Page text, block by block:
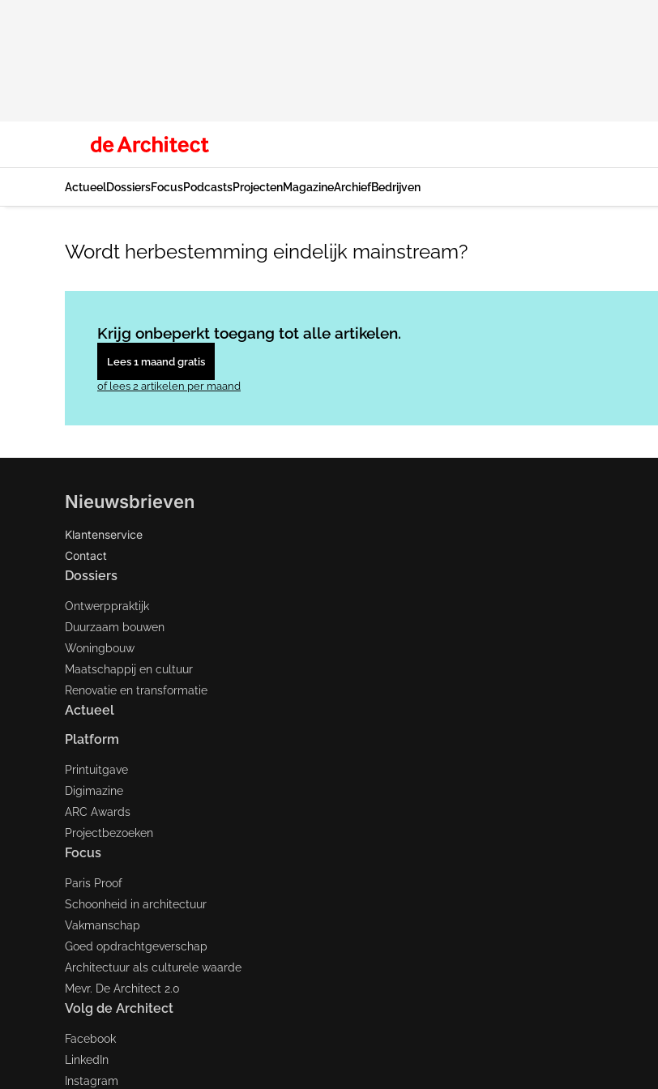
ActueelDossiersFocusPodcastsProjectenMagazineArchiefBedrijven
Wordt herbestemming eindelijk mainstream?
Krijg onbeperkt toegang tot alle artikelen.
Lees 1 maand gratis
of lees 2 artikelen per maand
Nieuwsbrieven
Klantenservice
Contact
Dossiers
Ontwerppraktijk
Duurzaam bouwen
Woningbouw
Maatschappij en cultuur
Renovatie en transformatie
Actueel
Platform
Printuitgave
Digimazine
ARC Awards
Projectbezoeken
Focus
Paris Proof
Schoonheid in architectuur
Vakmanschap
Goed opdrachtgeverschap
Architectuur als culturele waarde
Mevr. De Architect 2.0
Volg de Architect
Facebook
LinkedIn
Instagram